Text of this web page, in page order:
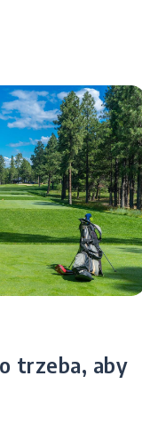
trzeba, aby